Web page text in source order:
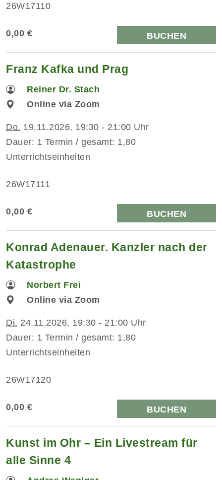
26W17110
0,00 € BUCHEN
Franz Kafka und Prag
Reiner Dr. Stach
Online via Zoom
Do. 19.11.2026, 19:30 - 21:00 Uhr
Dauer: 1 Termin / gesamt: 1,80
Unterrichtseinheiten
26W17111
0,00 € BUCHEN
Konrad Adenauer. Kanzler nach der
Katastrophe
Norbert Frei
Online via Zoom
Di. 24.11.2026, 19:30 - 21:00 Uhr
Dauer: 1 Termin / gesamt: 1,80
Unterrichtseinheiten
26W17120
0,00 € BUCHEN
Kunst im Ohr – Ein Livestream für
alle Sinne 4